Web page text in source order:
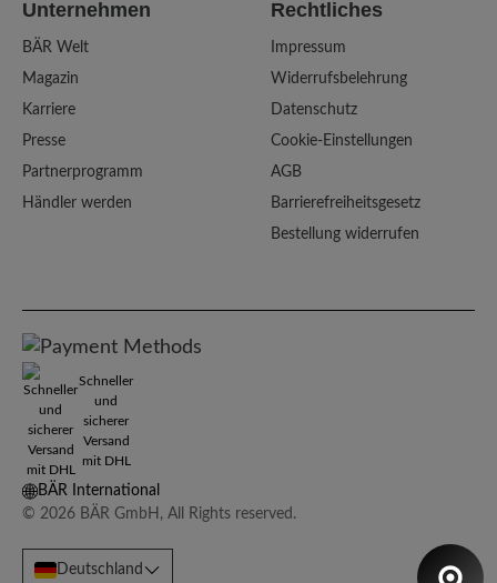
Unternehmen
BÄR Welt
Magazin
Karriere
Presse
Partnerprogramm
Händler werden
Rechtliches
Impressum
Widerrufsbelehrung
Datenschutz
Cookie-Einstellungen
AGB
Barrierefreiheitsgesetz
Bestellung widerrufen
Schneller
und
sicherer
Versand
mit DHL
BÄR International
© 2026 BÄR GmbH, All Rights reserved.
Deutschland